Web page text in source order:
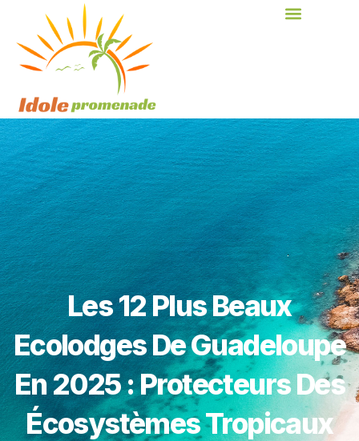
Les 12 Plus Beaux
Ecolodges De Guadeloupe
En 2025 : Protecteurs Des
Écosystèmes Tropicaux